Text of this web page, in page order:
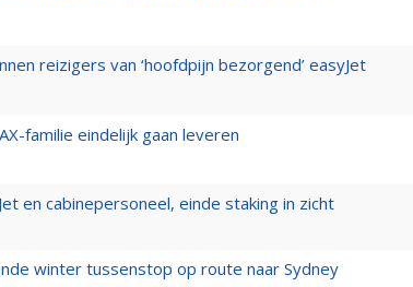
reizigers van ‘hoofdpijn bezorgend’ easyJet
familie eindelijk gaan leveren
en cabinepersoneel, einde staking in zicht
winter tussenstop op route naar Sydney